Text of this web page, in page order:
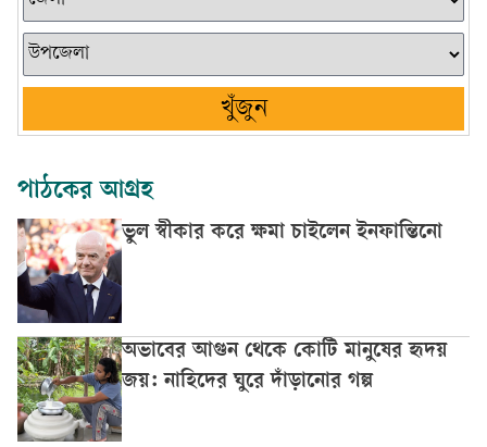
খুঁজুন
পাঠকের আগ্রহ
ভুল স্বীকার করে ক্ষমা চাইলেন ইনফান্তিনো
অভাবের আগুন থেকে কোটি মানুষের হৃদয়
জয়: নাহিদের ঘুরে দাঁড়ানোর গল্প